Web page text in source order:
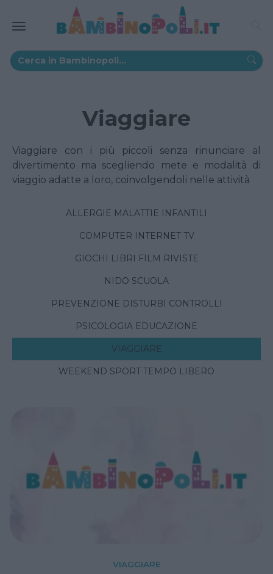
Viaggiare
Viaggiare con i più piccoli senza rinunciare al
divertimento ma scegliendo mete e modalità di
viaggio adatte a loro, coinvolgendoli nelle attività
ALLERGIE MALATTIE INFANTILI
COMPUTER INTERNET TV
GIOCHI LIBRI FILM RIVISTE
NIDO SCUOLA
PREVENZIONE DISTURBI CONTROLLI
PSICOLOGIA EDUCAZIONE
VIAGGIARE
WEEKEND SPORT TEMPO LIBERO
VIAGGIARE